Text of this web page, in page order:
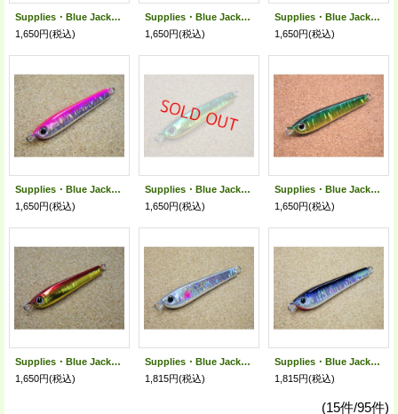
Supplies・Blue Jack Short 50g/カタクチ(ウォーターホロ)
1,650円(税込)
Supplies・Blue Jack Short 50g/マイワシ(ウォーターホロ)
1,650円(税込)
Supplies・Blue Jack Short 50g/ブルーピンク(ウォーターホロ)
1,650円(税込)
Supplies・Blue Jack Short 50g/ピンク(ウォーターホロ)
1,650円(税込)
Supplies・Blue Jack Short 50g/グリーンゴールド(ウォーターホロ)
1,650円(税込)
Supplies・Blue Jack Short 50g/グリーンゴールドグローベリー(ウォーターホロ)
1,650円(税込)
Supplies・Blue Jack Short 50g/アカキン(ウォーターホロ)
1,650円(税込)
Supplies・Blue Jack Short 70g/ピンクスポット(ウォーターホロ)
1,815円(税込)
Supplies・Blue Jack Short 70g/カタクチ(ウォーターホロ)
1,815円(税込)
(15件/95件)